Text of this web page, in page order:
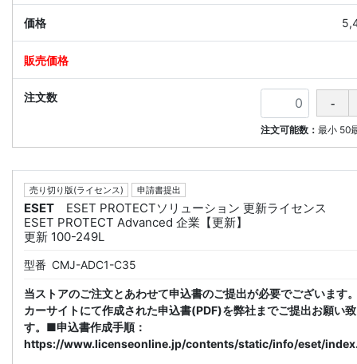
注文可能数： 最小 50
売り切り版(ライセンス) 申請書提出
ESET
ESET PROTECTソリューション 更新ライセンス
ESET PROTECT Advanced 企業【更新】
更新 100-249L
型番 CMJ-ADC1-C35
当ストアのご注文とあわせて申込書のご提出が必要でございます
カーサイトにて作成された申込書(PDF)を弊社までご提出お願い
す。■申込書作成手順：
https://www.licenseonline.jp/contents/static/info/eset/